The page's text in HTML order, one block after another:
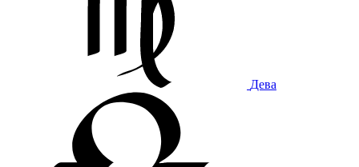
Дева